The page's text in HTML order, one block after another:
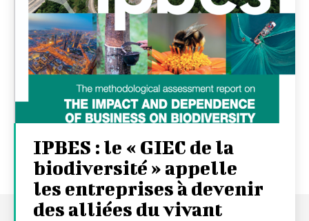
IPBES : le « GIEC de la
biodiversité » appelle
les entreprises à devenir
des alliées du vivant